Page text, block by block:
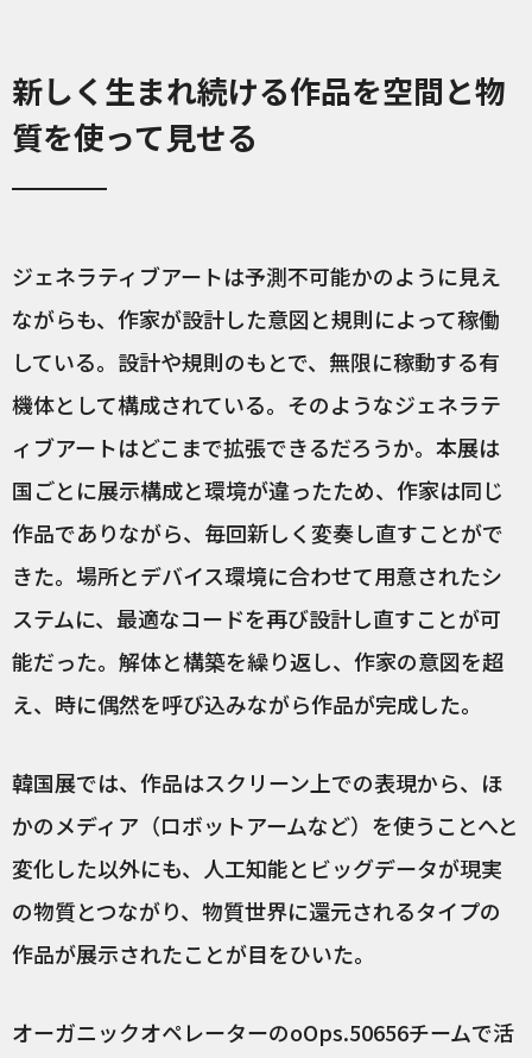
新しく生まれ続ける作品を空間と物
質を使って見せる
ジェネラティブアートは予測不可能かのように見え
ながらも、作家が設計した意図と規則によって稼働
している。設計や規則のもとで、無限に稼動する有
機体として構成されている。そのようなジェネラテ
ィブアートはどこまで拡張できるだろうか。本展は
国ごとに展示構成と環境が違ったため、作家は同じ
作品でありながら、毎回新しく変奏し直すことがで
きた。場所とデバイス環境に合わせて用意されたシ
ステムに、最適なコードを再び設計し直すことが可
能だった。解体と構築を繰り返し、作家の意図を超
え、時に偶然を呼び込みながら作品が完成した。
韓国展では、作品はスクリーン上での表現から、ほ
かのメディア（ロボットアームなど）を使うことへと
変化した以外にも、人工知能とビッグデータが現実
の物質とつながり、物質世界に還元されるタイプの
作品が展示されたことが目をひいた。
オーガニックオペレーターのoOps.50656チームで活